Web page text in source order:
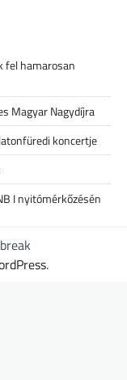
fel hamarosan
Magyar Nagydíjra
koncertje
I nyitómérkőzésén
.